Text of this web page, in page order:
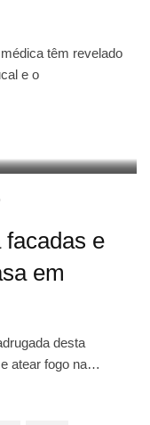
têm revelado
e o
facadas e
em
desta
atear fogo na…